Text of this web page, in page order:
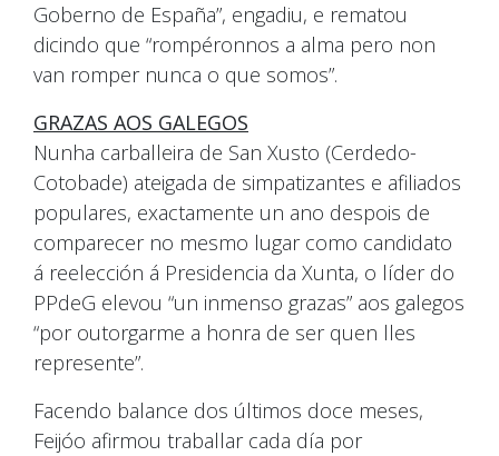
Goberno de España”, engadiu, e rematou
dicindo que “rompéronnos a alma pero non
van romper nunca o que somos”.
GRAZAS AOS GALEGOS
Nunha carballeira de San Xusto (Cerdedo-
Cotobade) ateigada de simpatizantes e afiliados
populares, exactamente un ano despois de
comparecer no mesmo lugar como candidato
á reelección á Presidencia da Xunta, o líder do
PPdeG elevou “un inmenso grazas” aos galegos
“por outorgarme a honra de ser quen lles
represente”.
Facendo balance dos últimos doce meses,
Feijóo afirmou traballar cada día por